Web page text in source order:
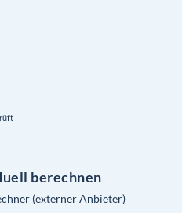
berechnen
(externer Anbieter)